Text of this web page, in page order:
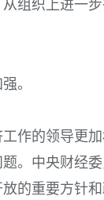
组织上进一
。
作的领导更加
。中央财经
的重要方针